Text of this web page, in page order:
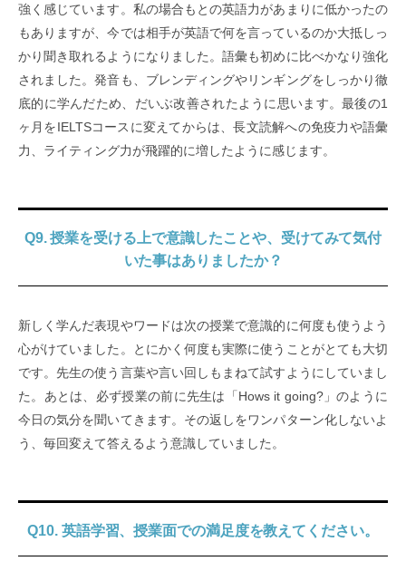
強く感じています。私の場合もとの英語力があまりに低かったの
もありますが、今では相手が英語で何を言っているのか大抵しっ
かり聞き取れるようになりました。語彙も初めに比べかなり強化
されました。発音も、ブレンディングやリンギングをしっかり徹
底的に学んだため、だいぶ改善されたように思います。最後の1
ヶ月をIELTSコースに変えてからは、長文読解への免疫力や語彙
力、ライティング力が飛躍的に増したように感じます。
Q9. 授業を受ける上で意識したことや、受けてみて気付
いた事はありましたか？
新しく学んだ表現やワードは次の授業で意識的に何度も使うよう
心がけていました。とにかく何度も実際に使うことがとても大切
です。先生の使う言葉や言い回しもまねて試すようにしていまし
た。あとは、必ず授業の前に先生は「Hows it going?」のように
今日の気分を聞いてきます。その返しをワンパターン化しないよ
う、毎回変えて答えるよう意識していました。
Q10. 英語学習、授業面での満足度を教えてください。